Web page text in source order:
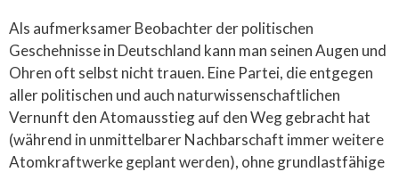
Als aufmerksamer Beobachter der politischen
Geschehnisse in Deutschland kann man seinen Augen und
Ohren oft selbst nicht trauen. Eine Partei, die entgegen
aller politischen und auch naturwissenschaftlichen
Vernunft den Atomausstieg auf den Weg gebracht hat
(während in unmittelbarer Nachbarschaft immer weitere
Atomkraftwerke geplant werden), ohne grundlastfähige